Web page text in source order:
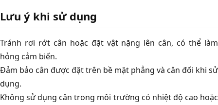
Lưu ý khi sử dụng
Tránh rơi rớt cân hoặc đặt vật nặng lên cân, có thể làm
hỏng cảm biến.
Đảm bảo cân được đặt trên bề mặt phẳng và cân đối khi sử
dụng.
Không sử dụng cân trong môi trường có nhiệt độ cao hoặc